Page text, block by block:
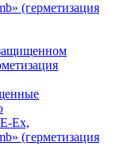
(герметизация
Ех,
(герметизация